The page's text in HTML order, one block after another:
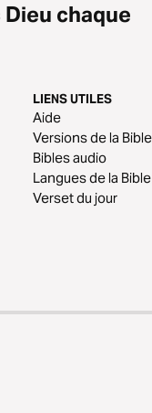
chaque
LIENS UTILES
Aide
Versions de la Bible
Bibles audio
Langues de la Bible
Verset du jour